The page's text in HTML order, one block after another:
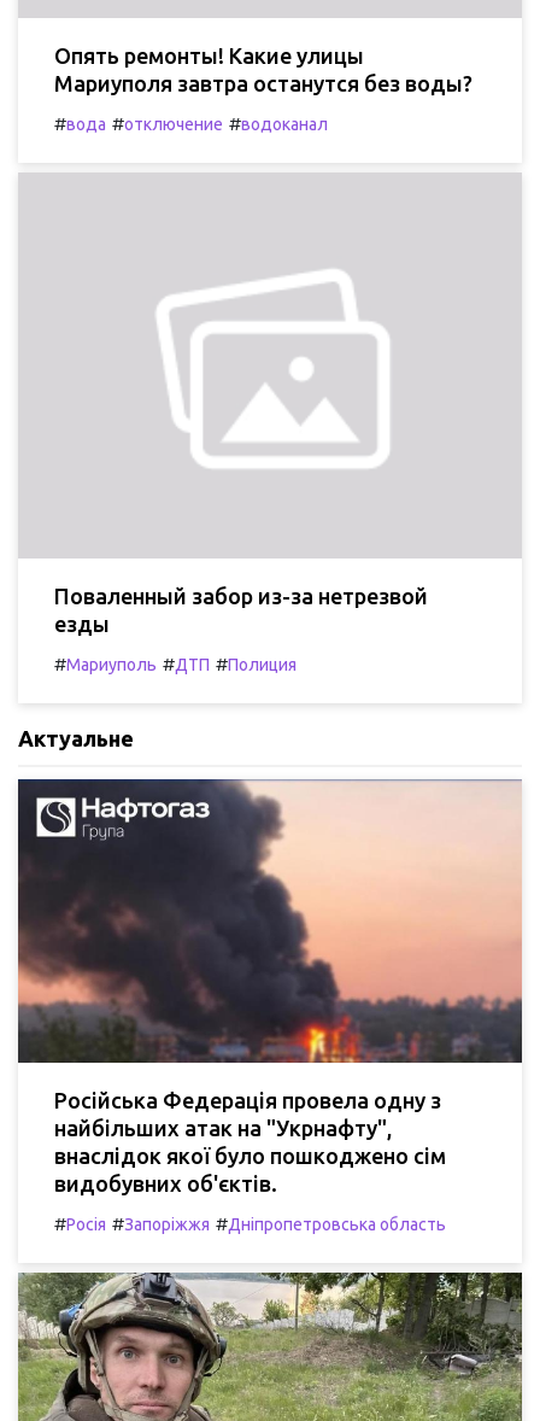
Опять ремонты! Какие улицы
Мариуполя завтра останутся без воды?
#вода #отключение #водоканал
Поваленный забор из-за нетрезвой
езды
#Мариуполь #ДТП #Полиция
Актуальне
Російська Федерація провела одну з
найбільших атак на "Укрнафту",
внаслідок якої було пошкоджено сім
видобувних об'єктів.
#Росія #Запоріжжя #Дніпропетровська область